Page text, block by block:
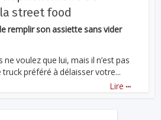
street food
remplir son assiette sans vider
voulez que lui, mais il n’est pas
préféré à délaisser votre...
Lire ...